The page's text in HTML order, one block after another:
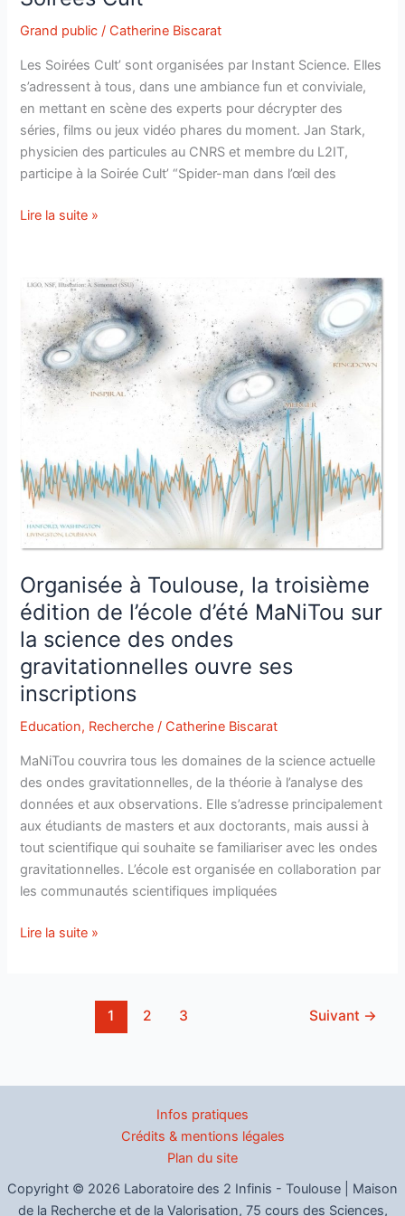
and
Science
for
AI”
(AISSAI)
du
CNRS.
Grand public / Catherine Biscarat
Les Soirées Cult’ sont organisées par Instant Science. Elles
s’adressent à tous, dans une ambiance fun et conviviale,
en mettant en scène des experts pour décrypter des
séries, films ou jeux vidéo phares du moment. Jan Stark,
physicien des particules au CNRS et membre du L2IT,
participe à la Soirée Cult’ “Spider-man dans l’œil des
Jan
Spider-
man
aux
Soirées
Cult’
Lire la suite »
Organisée à Toulouse, la troisième
édition de l’école d’été MaNiTou sur
la science des ondes
gravitationnelles ouvre ses
inscriptions
Education, Recherche / Catherine Biscarat
MaNiTou couvrira tous les domaines de la science actuelle
des ondes gravitationnelles, de la théorie à l’analyse des
données et aux observations. Elle s’adresse principalement
aux étudiants de masters et aux doctorants, mais aussi à
tout scientifique qui souhaite se familiariser avec les ondes
gravitationnelles. L’école est organisée en collaboration par
les communautés scientifiques impliquées
Organisée
l’école
science
Lire la suite »
1 2 3 Suivant →
Infos pratiques
Crédits & mentions légales
Plan du site
Copyright © 2026 Laboratoire des 2 Infinis - Toulouse | Maison
de la Recherche et de la Valorisation, 75 cours des Sciences,